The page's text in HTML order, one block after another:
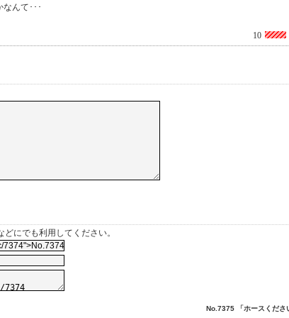
んて･･･
10
にでも利用してください。
No.7375 「ホースくださ